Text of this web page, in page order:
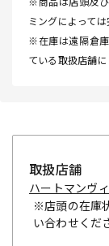
ミングによって
※在庫は遠隔倉
ている取扱店舗
取扱店舗
ハートマンヴ
※店頭の在庫
い合わせくだ